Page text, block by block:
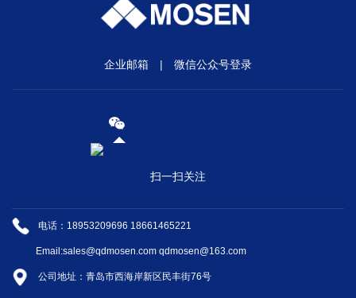
企业邮箱 | 微信公众号登录
扫一扫关注
电话：18953209696 18661465221
Email:sales@qdmosen.com qdmosen@163.com
公司地址：青岛市西海岸新区民丰街76号